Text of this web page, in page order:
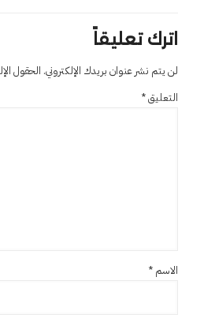
اترك تعليقاً
لن يتم نشر عنوان بريدك الإلكتروني. الحقول
التعليق*
الاسم *